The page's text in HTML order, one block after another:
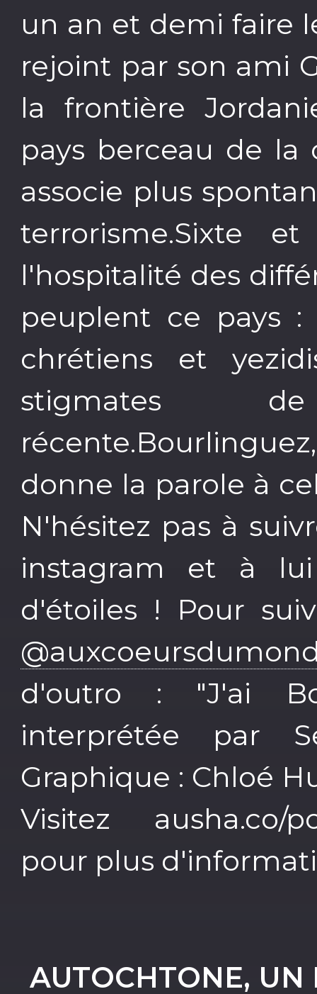
un an et demi faire
rejoint par son ami
la frontière
pays berceau de la
associe plus
terrorisme.Sixte
l'hospitalité des
peuplent ce pays :
chrétiens et
stigmates
donne la parole à
N'hésitez pas à
instagram et à
d'étoiles ! Pour
d'outro : "J'ai
interprétée par
Graphique : Chloé
Visitez ausha.co/
pour plus
AUTOCHTONE, UN